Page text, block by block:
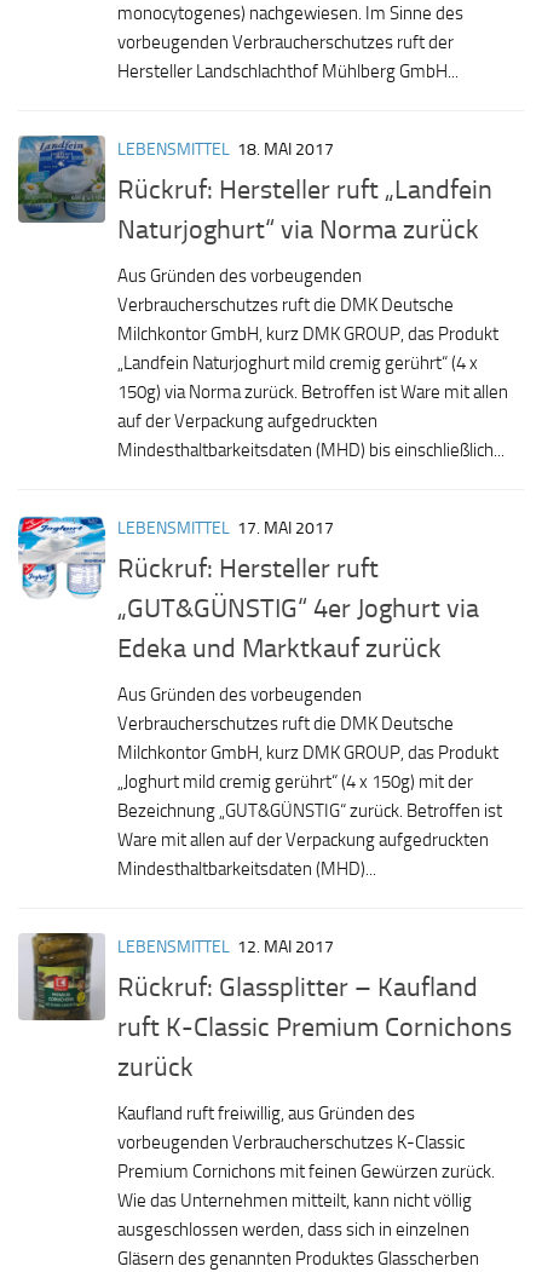
monocytogenes) nachgewiesen. Im Sinne des
vorbeugenden Verbraucherschutzes ruft der
Hersteller Landschlachthof Mühlberg GmbH...
LEBENSMITTEL 18. MAI 2017
Rückruf: Hersteller ruft „Landfein
Naturjoghurt“ via Norma zurück
Aus Gründen des vorbeugenden
Verbraucherschutzes ruft die DMK Deutsche
Milchkontor GmbH, kurz DMK GROUP, das Produkt
„Landfein Naturjoghurt mild cremig gerührt“ (4 x
150g) via Norma zurück. Betroffen ist Ware mit allen
auf der Verpackung aufgedruckten
Mindesthaltbarkeitsdaten (MHD) bis einschließlich...
LEBENSMITTEL 17. MAI 2017
Rückruf: Hersteller ruft
„GUT&GÜNSTIG“ 4er Joghurt via
Edeka und Marktkauf zurück
Aus Gründen des vorbeugenden
Verbraucherschutzes ruft die DMK Deutsche
Milchkontor GmbH, kurz DMK GROUP, das Produkt
„Joghurt mild cremig gerührt“ (4 x 150g) mit der
Bezeichnung „GUT&GÜNSTIG“ zurück. Betroffen ist
Ware mit allen auf der Verpackung aufgedruckten
Mindesthaltbarkeitsdaten (MHD)...
LEBENSMITTEL 12. MAI 2017
Rückruf: Glassplitter – Kaufland
ruft K-Classic Premium Cornichons
zurück
Kaufland ruft freiwillig, aus Gründen des
vorbeugenden Verbraucherschutzes K-Classic
Premium Cornichons mit feinen Gewürzen zurück.
Wie das Unternehmen mitteilt, kann nicht völlig
ausgeschlossen werden, dass sich in einzelnen
Gläsern des genannten Produktes Glasscherben